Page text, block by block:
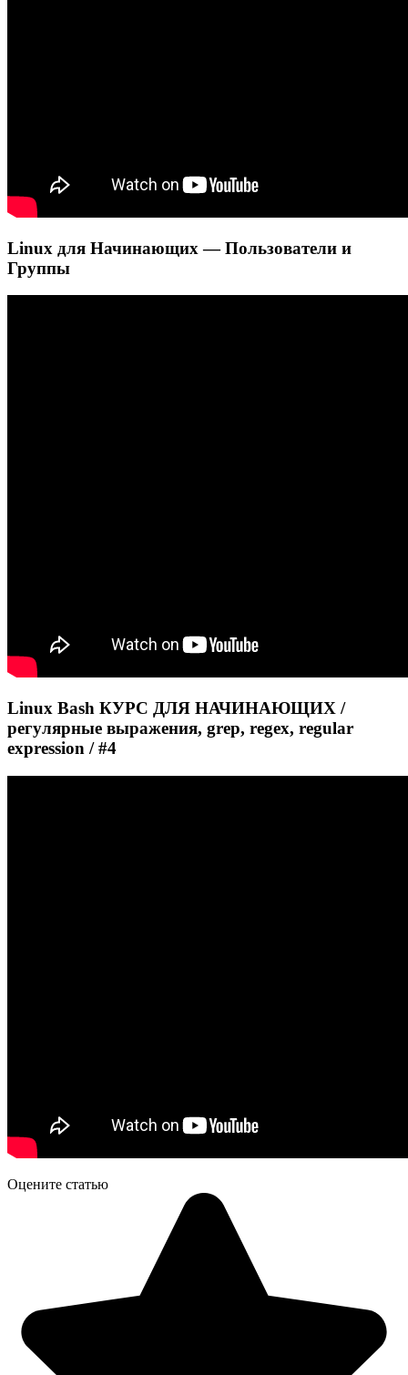
Linux для Начинающих — Пользователи и
Группы
Linux Bash КУРС ДЛЯ НАЧИНАЮЩИХ /
регулярные выражения, grep, regex, regular
expression / #4
Оцените статью